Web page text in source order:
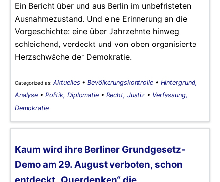
Ein Bericht über und aus Berlin im unbefristeten
Ausnahmezustand. Und eine Erinnerung an die
Vorgeschichte: eine über Jahrzehnte hinweg
schleichend, verdeckt und von oben organisierte
Herzschwäche der Demokratie.
Categorized as: Aktuelles • Bevölkerungskontrolle • Hintergrund,
Analyse • Politik, Diplomatie • Recht, Justiz • Verfassung,
Demokratie
Kaum wird ihre Berliner Grundgesetz-
Demo am 29. August verboten, schon